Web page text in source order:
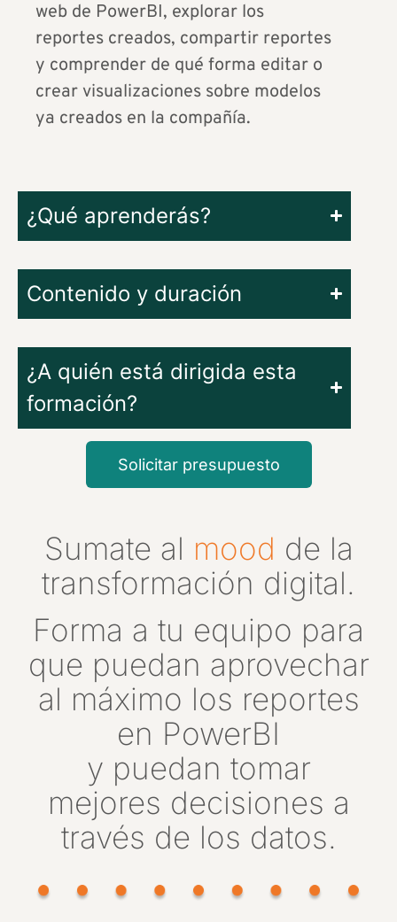
web de PowerBI, explorar los
reportes creados, compartir reportes
y comprender de qué forma editar o
crear visualizaciones sobre modelos
ya creados en la compañía.
¿Qué aprenderás?
Contenido y duración
¿A quién está dirigida esta
formación?
Solicitar presupuesto
Sumate al mood de la
transformación digital.
Forma a tu equipo para
que puedan aprovechar
al máximo los reportes
en PowerBI
y puedan tomar
mejores decisiones a
través de los datos.